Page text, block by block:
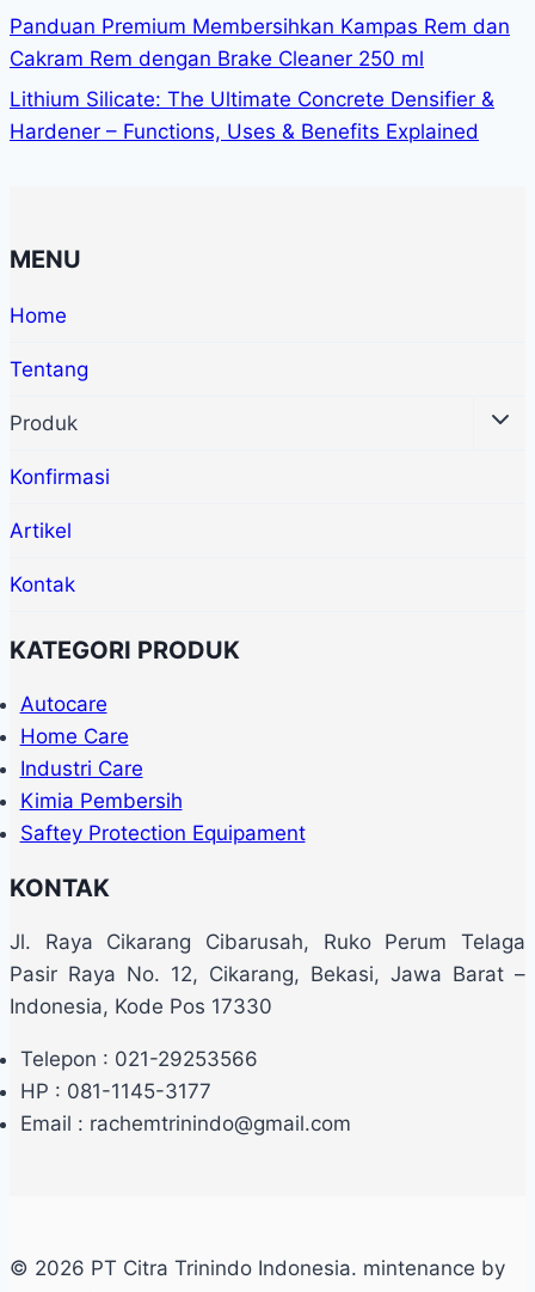
Panduan Premium Membersihkan Kampas Rem dan
Cakram Rem dengan Brake Cleaner 250 ml
Lithium Silicate: The Ultimate Concrete Densifier &
Hardener – Functions, Uses & Benefits Explained
MENU
Home
Tentang
Produk
Konfirmasi
Artikel
Kontak
KATEGORI PRODUK
Autocare
Home Care
Industri Care
Kimia Pembersih
Saftey Protection Equipament
KONTAK
Jl. Raya Cikarang Cibarusah, Ruko Perum Telaga
Pasir Raya No. 12, Cikarang, Bekasi, Jawa Barat –
Indonesia, Kode Pos 17330
Telepon : 021-29253566
HP : 081-1145-3177
Email : rachemtrinindo@gmail.com
© 2026 PT Citra Trinindo Indonesia. mintenance by